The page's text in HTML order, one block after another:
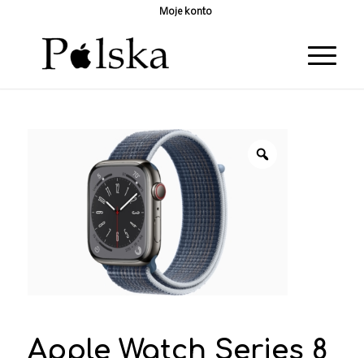
Moje konto
Apple Watch Series 8